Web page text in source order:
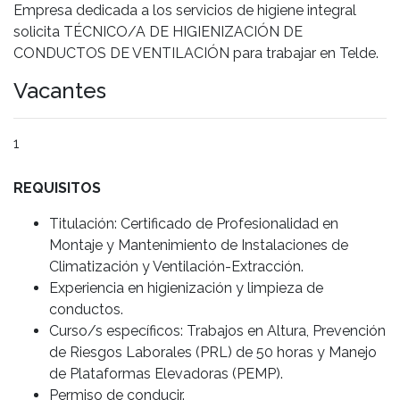
Empresa dedicada a los servicios de higiene integral
solicita TÉCNICO/A DE HIGIENIZACIÓN DE
CONDUCTOS DE VENTILACIÓN para trabajar en Telde.
Vacantes
1
REQUISITOS
Titulación: Certificado de Profesionalidad en
Montaje y Mantenimiento de Instalaciones de
Climatización y Ventilación-Extracción.
Experiencia en higienización y limpieza de
conductos.
Curso/s específicos: Trabajos en Altura, Prevención
de Riesgos Laborales (PRL) de 50 horas y Manejo
de Plataformas Elevadoras (PEMP).
Permiso de conducir.